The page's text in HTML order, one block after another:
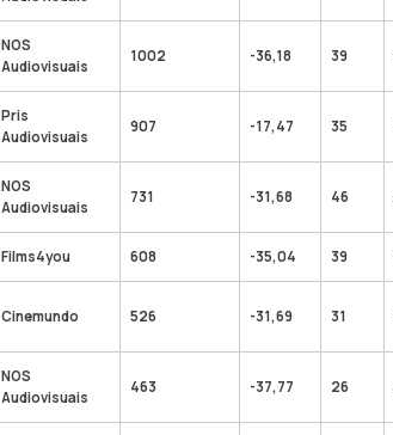
NOS
Audiovisuais
1002 -36,18 39
Pris
Audiovisuais
907 -17,47 35
NOS
Audiovisuais
731 -31,68 46
Films4you 608 -35,04 39
Cinemundo 526 -31,69 31
NOS
Audiovisuais
463 -37,77 26